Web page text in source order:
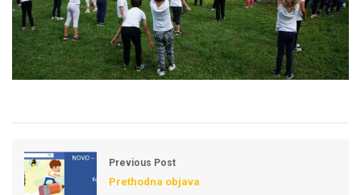
Previous Post
Prethodna objava